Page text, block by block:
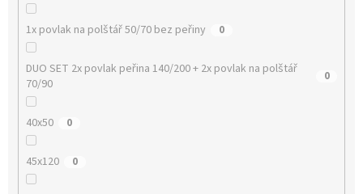
1x povlak na polštář 50/70 bez peřiny 0
DUO SET 2x povlak peřina 140/200 + 2x povlak na polštář
70/90
0
40x50 0
45x120 0